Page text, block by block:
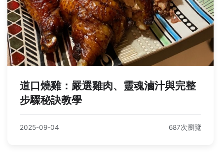
道口燒雞：嚴選雞肉、靈魂滷汁與完整
步驟秘訣教學
2025-09-04 687次瀏覽